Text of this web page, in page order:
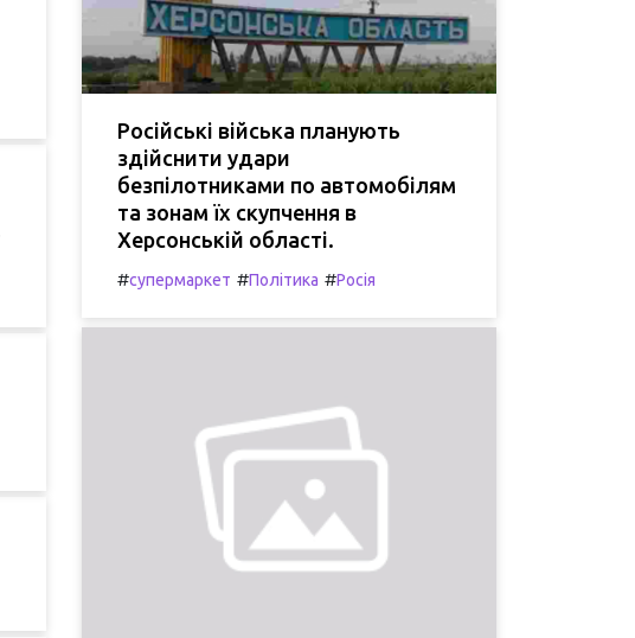
Російські війська планують
здійснити удари
безпілотниками по автомобілям
та зонам їх скупчення в
Херсонській області.
#супермаркет #Політика #Росія